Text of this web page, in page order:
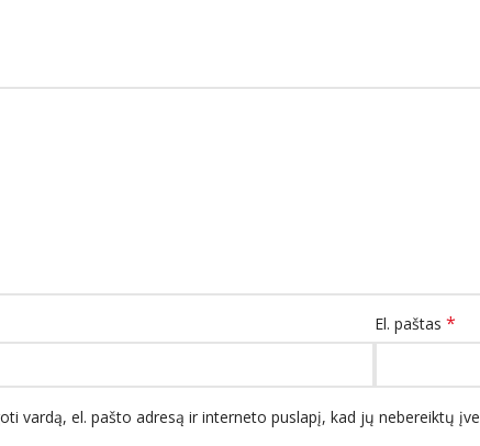
El. paštas *
vardą, el. pašto adresą ir interneto puslapį, kad jų nebereiktų